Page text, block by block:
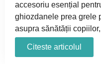
accesoriu esențial
ghiozdanele prea grele
asupra sănătății
Citeste articolul